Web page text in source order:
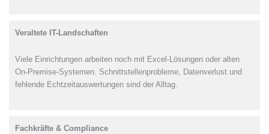
Veraltete IT-Landschaften
Viele Einrichtungen arbeiten noch mit Excel-Lösungen oder alten
On-Premise-Systemen. Schnittstellenprobleme, Datenverlust und
fehlende Echtzeitauswertungen sind der Alltag.
Fachkräfte & Compliance